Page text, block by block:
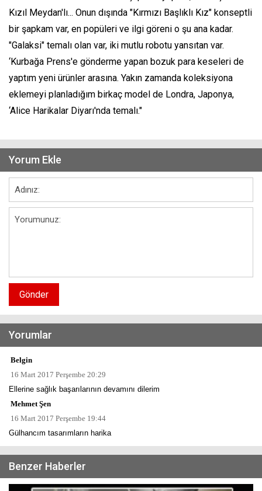
Kızıl Meydan'lı... Onun dışında "Kırmızı Başlıklı Kız" konseptli
bir şapkam var, en popüleri ve ilgi göreni o şu ana kadar.
"Galaksi" temalı olan var, iki mutlu robotu yansıtan var.
‘Kurbağa Prens'e gönderme yapan bozuk para keseleri de
yaptım yeni ürünler arasına. Yakın zamanda koleksiyona
eklemeyi planladığım birkaç model de Londra, Japonya,
‘Alice Harikalar Diyarı'nda temalı."
Yorum Ekle
Gönder
Yorumlar
Belgin
16 Mart 2017 Perşembe 20:29
Ellerine sağlık başarılarının devamını dilerim
Mehmet Şen
16 Mart 2017 Perşembe 19:44
Gülhancım tasarımların harika
Benzer Haberler